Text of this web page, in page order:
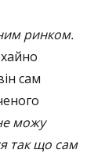
ринком.
сам
можу
так що сам